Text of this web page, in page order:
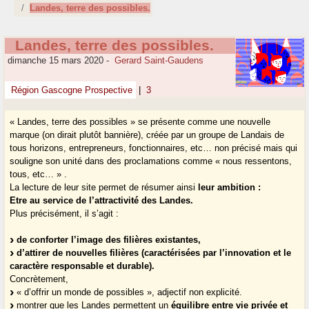
Landes, terre des possibles.
Landes, terre des possibles.
dimanche 15 mars 2020 - Gerard Saint-Gaudens
Région Gascogne Prospective 3
« Landes, terre des possibles » se présente comme une nouvelle
marque (on dirait plutôt bannière), créée par un groupe de Landais de
tous horizons, entrepreneurs, fonctionnaires, etc… non précisé mais qui
souligne son unité dans des proclamations comme « nous ressentons,
tous, etc… » .
La lecture de leur site permet de résumer ainsi leur ambition :
Etre au service de l’attractivité des Landes.
Plus précisément, il s’agit :
de conforter l’image des filières existantes,
d’attirer de nouvelles filières (caractérisées par l’innovation et le
caractère responsable et durable).
Concrètement,
« d’offrir un monde de possibles », adjectif non explicité.
montrer que les Landes permettent unéquilibre entre vie privée et